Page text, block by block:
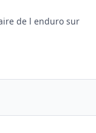
de l enduro sur